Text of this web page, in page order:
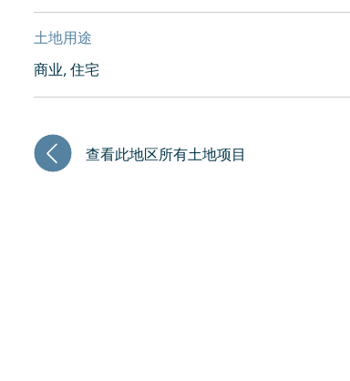
土地用途
商业, 住宅
查看此地区所有土地项目